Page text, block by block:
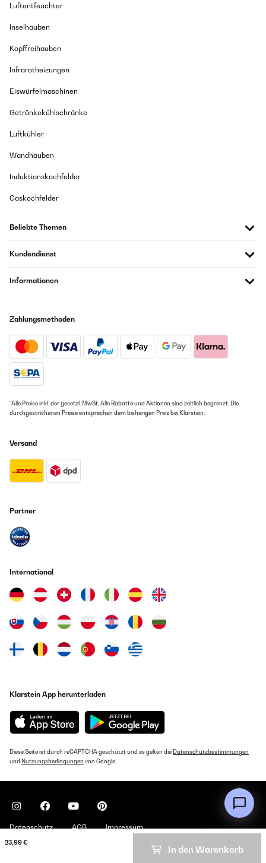
23,99 €
In den Warenkorb
Luftentfeuchter
Inselhauben
Kopffreihauben
Infrarotheizungen
Eiswürfelmaschinen
Getränkekühlschränke
Luftkühler
Wandhauben
Induktionskochfelder
Gaskochfelder
Beliebte Themen
Kundendienst
Informationen
Zahlungsmethoden
*Alle Preise inkl. der gesetzl. MwSt. Alle Rabatte und Aktionen sind zeitlich begrenzt. Die
durchgestrichenen Preise entsprechen dem bisherigen Preis bei Klarstein.
Versand
Partner
International
Klarstein App herunterladen
Diese Seite ist durch reCAPTCHA geschützt und es gelten die Datenschutzbestimmungen
und Nutzungsbedingungen von Google.
Datenschutz AGB Impressum
Copyright © 2026 Klarstein. All rights reserved